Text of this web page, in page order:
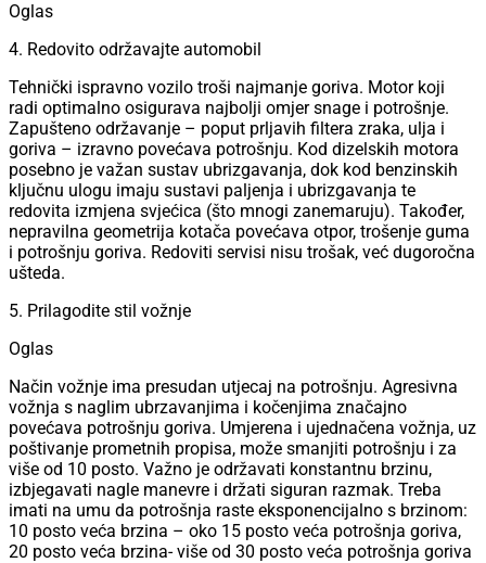
Oglas
4. Redovito održavajte automobil
Tehnički ispravno vozilo troši najmanje goriva. Motor koji
radi optimalno osigurava najbolji omjer snage i potrošnje.
Zapušteno održavanje – poput prljavih filtera zraka, ulja i
goriva – izravno povećava potrošnju. Kod dizelskih motora
posebno je važan sustav ubrizgavanja, dok kod benzinskih
ključnu ulogu imaju sustavi paljenja i ubrizgavanja te
redovita izmjena svjećica (što mnogi zanemaruju). Također,
nepravilna geometrija kotača povećava otpor, trošenje guma
i potrošnju goriva. Redoviti servisi nisu trošak, već dugoročna
ušteda.
5. Prilagodite stil vožnje
Oglas
Način vožnje ima presudan utjecaj na potrošnju. Agresivna
vožnja s naglim ubrzavanjima i kočenjima značajno
povećava potrošnju goriva. Umjerena i ujednačena vožnja, uz
poštivanje prometnih propisa, može smanjiti potrošnju i za
više od 10 posto. Važno je održavati konstantnu brzinu,
izbjegavati nagle manevre i držati siguran razmak. Treba
imati na umu da potrošnja raste eksponencijalno s brzinom:
10 posto veća brzina – oko 15 posto veća potrošnja goriva,
20 posto veća brzina- više od 30 posto veća potrošnja goriva